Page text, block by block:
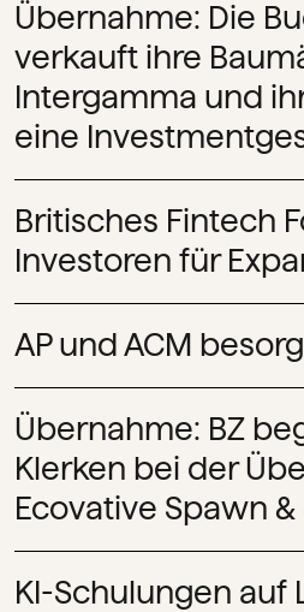
Übernahme: Die
verkauft ihre
Intergamma und
eine
Britisches Fintech
Investoren für
AP und ACM
Übernahme: BZ
Klerken bei der
Ecovative Spawn
KI-Schulungen auf